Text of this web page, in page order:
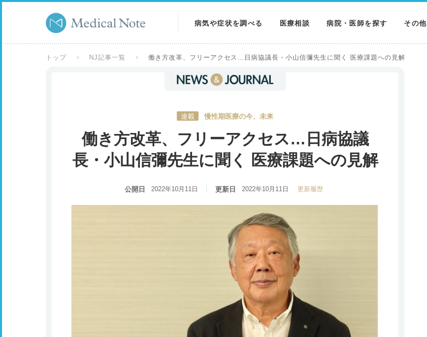
病気や症状を調べる
症状を調べる
医療相談 病院・医師を探す その他
トップ NJ記事一覧 働き方改革、フリーアクセス…日病協議長・小山信彌先生に聞く 医療課題への見解
連載 慢性期医療の今、未来
働き方改革、フリーアクセス…日病協議
長・小山信彌先生に聞く 医療課題への見解
公開日 2022年10月11日 更新日 2022年10月11日 更新履歴